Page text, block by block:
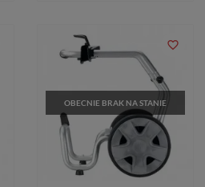
OBECNIE BRAK NA STANIE
favorite_border